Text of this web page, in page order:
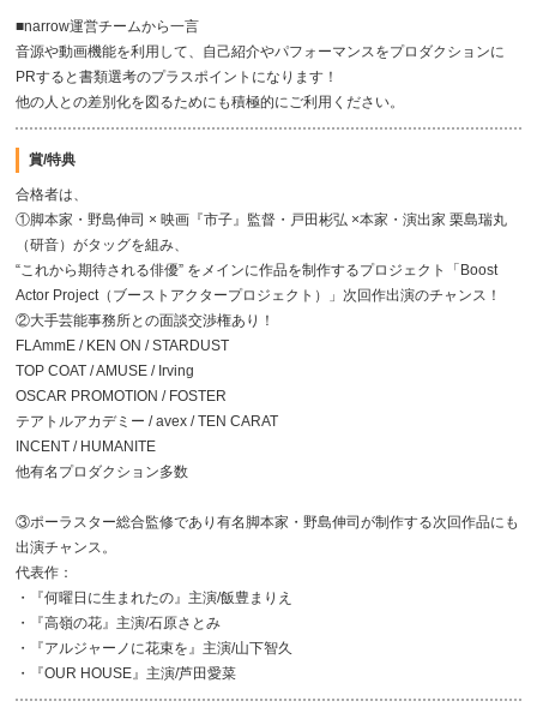
■narrow運営チームから一言
音源や動画機能を利用して、自己紹介やパフォーマンスをプロダクションに
PRすると書類選考のプラスポイントになります！
他の人との差別化を図るためにも積極的にご利用ください。
賞/特典
合格者は、
①脚本家・野島伸司 × 映画『市子』監督・戸田彬弘 ×本家・演出家 栗島瑞丸
（研音）がタッグを組み、
“これから期待される俳優” をメインに作品を制作するプロジェクト「Boost
Actor Project（ブーストアクタープロジェクト）」次回作出演のチャンス！
②大手芸能事務所との面談交渉権あり！
FLAmmE / KEN ON / STARDUST
TOP COAT / AMUSE / Irving
OSCAR PROMOTION / FOSTER
テアトルアカデミー / avex / TEN CARAT
INCENT / HUMANITE
他有名プロダクション多数
③ポーラスター総合監修であり有名脚本家・野島伸司が制作する次回作品にも
出演チャンス。
代表作：
・『何曜日に生まれたの』主演/飯豊まりえ
・『高嶺の花』主演/石原さとみ
・『アルジャーノに花束を』主演/山下智久
・『OUR HOUSE』主演/芦田愛菜